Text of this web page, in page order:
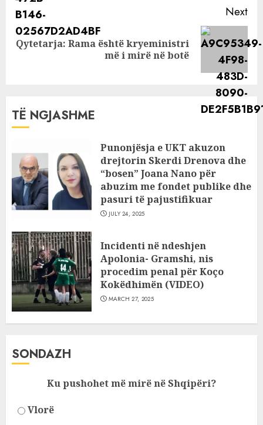
Next
Next
Qytetarja: Rama është kryeministri
më i mirë në botë
TË NGJASHME
Punonjësja e UKT akuzon
drejtorin Skerdi Drenova dhe
“bosen” Joana Nano për
abuzim me fondet publike dhe
pasuri të pajustifikuar
JULY 24, 2025
Incidenti në ndeshjen
Apolonia- Gramshi, nis
procedim penal për Koço
Kokëdhimën (VIDEO)
MARCH 27, 2025
SONDAZH
Ku pushohet më mirë në Shqipëri?
Vlorë